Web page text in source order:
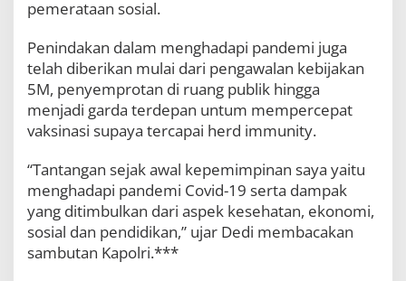
pemerataan sosial.
Penindakan dalam menghadapi pandemi juga
telah diberikan mulai dari pengawalan kebijakan
5M, penyemprotan di ruang publik hingga
menjadi garda terdepan untum mempercepat
vaksinasi supaya tercapai herd immunity.
“Tantangan sejak awal kepemimpinan saya yaitu
menghadapi pandemi Covid-19 serta dampak
yang ditimbulkan dari aspek kesehatan, ekonomi,
sosial dan pendidikan,” ujar Dedi membacakan
sambutan Kapolri.***